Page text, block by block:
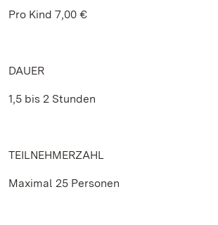
Pro Kind 7,00 €
DAUER
1,5 bis 2 Stunden
TEILNEHMERZAHL
Maximal 25 Personen